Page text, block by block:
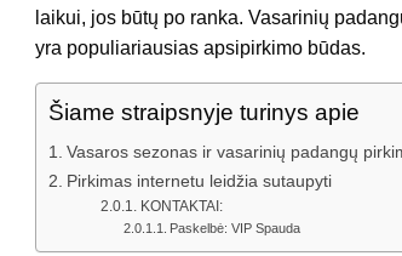
laikui, jos būtų po ranka. Vasarinių
yra populiariausias apsipirkimo būdas.
Šiame straipsnyje turinys apie
Vasaros sezonas ir vasarinių padangų
Pirkimas internetu leidžia sutaupyti
KONTAKTAI:
Paskelbė: VIP Spauda